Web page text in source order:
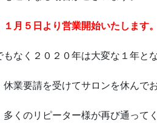
１月５日より営業開始いたします。
もなく２０２０年は大変な１年と
休業要請を受けてサロンを休んで
くのリピーター様が再び通って